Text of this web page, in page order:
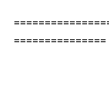
===============